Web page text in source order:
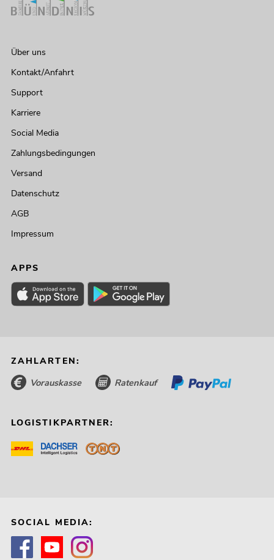
Über uns
Kontakt/Anfahrt
Support
Karriere
Social Media
Zahlungsbedingungen
Versand
Datenschutz
AGB
Impressum
APPS
ZAHLARTEN:
Vorauskasse Ratenkauf
LOGISTIKPARTNER:
SOCIAL MEDIA: